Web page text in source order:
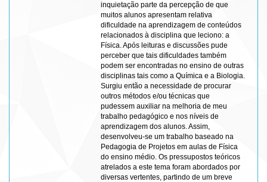
inquietação parte da percepção de que
muitos alunos apresentam relativa
dificuldade na aprendizagem de conteúdos
relacionados à disciplina que leciono: a
Física. Após leituras e discussões pude
perceber que tais dificuldades também
podem ser encontradas no ensino de outras
disciplinas tais como a Química e a Biologia.
Surgiu então a necessidade de procurar
outros métodos e/ou técnicas que
pudessem auxiliar na melhoria de meu
trabalho pedagógico e nos níveis de
aprendizagem dos alunos. Assim,
desenvolveu-se um trabalho baseado na
Pedagogia de Projetos em aulas de Física
do ensino médio. Os pressupostos teóricos
atrelados a este tema foram abordados por
diversas vertentes, partindo de um breve